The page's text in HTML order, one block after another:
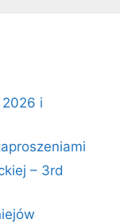
2026 i
– 3rd